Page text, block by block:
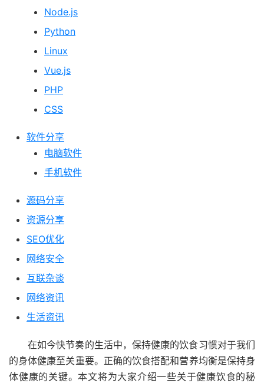
Node.js
Python
Linux
Vue.js
PHP
CSS
软件分享
电脑软件
手机软件
源码分享
资源分享
SEO优化
网络安全
互联杂谈
网络资讯
生活资讯
在如今快节奏的生活中，保持健康的饮食习惯对于我们
的身体健康至关重要。正确的饮食搭配和营养均衡是保持身
体健康的关键。本文将为大家介绍一些关于健康饮食的秘